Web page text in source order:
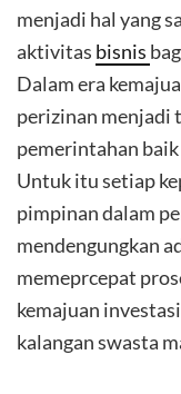
menjadi hal yang
aktivitas bisnis
Dalam era
perizinan menjadi
pemerintahan
Untuk itu setiap
pimpinan dalam
mendengungkan
memeprcepat
kemajuan
kalangan swasta